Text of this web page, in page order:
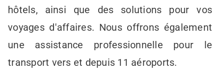
hôtels, ainsi que des solutions pour vos
voyages d'affaires. Nous offrons également
une assistance professionnelle pour le
transport vers et depuis 11 aéroports.